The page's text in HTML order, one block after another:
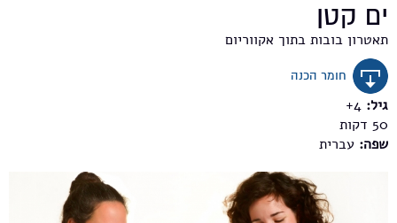
ים קטן
תאטרון בובות בתוך אקווריום
חומר הכנה
גיל: 4+
50
שפה: עברית